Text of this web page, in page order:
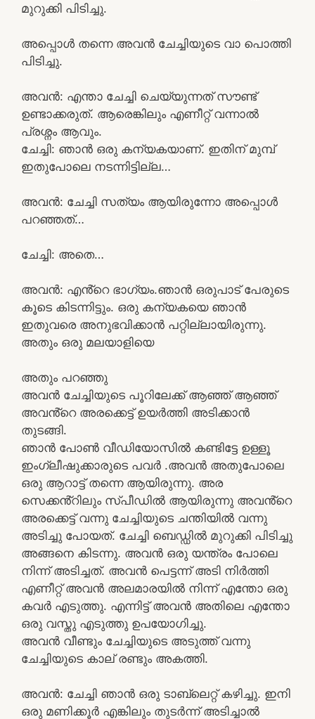
മുറുക്കി പിടിച്ചു.
അപ്പൊൾ തന്നെ അവൻ ചേച്ചിയുടെ വാ പൊത്തി
പിടിച്ചു.
അവൻ: എന്താ ചേച്ചി ചെയ്യുന്നത് സൗണ്ട്
ഉണ്ടാക്കരുത്. ആരെങ്കിലും എണീറ്റ് വന്നാൽ
പ്രശ്നം ആവും.
ചേച്ചി: ഞാൻ ഒരു കന്യകയാണ്. ഇതിന് മുമ്പ്
ഇതുപോലെ നടന്നിട്ടില്ല…
അവൻ: ചേച്ചി സത്യം ആയിരുന്നോ അപ്പൊൾ
പറഞ്ഞത്…
ചേച്ചി: അതെ…
അവൻ: എൻ്റെ ഭാഗ്യം.ഞാൻ ഒരുപാട് പേരുടെ
കൂടെ കിടന്നിട്ടും. ഒരു കന്യകയെ ഞാൻ
ഇതുവരെ അനുഭവിക്കാൻ പറ്റില്ലായിരുന്നു.
അതും ഒരു മലയാളിയെ
അതും പറഞ്ഞു
അവൻ ചേച്ചിയുടെ പൂറിലേക്ക് ആഞ്ഞ് ആഞ്ഞ്
അവൻ്റെ അരക്കെട്ട് ഉയർത്തി അടിക്കാൻ
തുടങ്ങി.
ഞാൻ പോൺ വീഡിയോസിൽ കണ്ടിട്ടേ ഉള്ളൂ
ഇംഗ്ലീഷുക്കാരുടെ പവർ .അവൻ അതുപോലെ
ഒരു ആറാട്ട് തന്നെ ആയിരുന്നു. അര
സെക്കൻ്റിലും സ്പീഡിൽ ആയിരുന്നു അവൻ്റെ
അരക്കെട്ട് വന്നു ചേച്ചിയുടെ ചന്തിയിൽ വന്നു
അടിച്ചു പോയത്. ചേച്ചി ബെഡ്ഡിൽ മുറുക്കി പിടിച്ചു
അങ്ങനെ കിടന്നു. അവൻ ഒരു യന്ത്രം പോലെ
നിന്ന് അടിച്ചത്. അവൻ പെട്ടന്ന് അടി നിർത്തി
എണീറ്റ് അവൻ അലമാരയിൽ നിന്ന് എന്തോ ഒരു
കവർ എടുത്തു. എന്നിട്ട് അവൻ അതിലെ എന്തോ
ഒരു വസ്തു എടുത്തു ഉപയോഗിച്ചു.
അവൻ വീണ്ടും ചേച്ചിയുടെ അടുത്ത് വന്നു
ചേച്ചിയുടെ കാല് രണ്ടും അകത്തി.
അവൻ: ചേച്ചി ഞാൻ ഒരു ടാബ്‌ലെറ്റ് കഴിച്ചു. ഇനി
ഒരു മണിക്കൂർ എങ്കിലും തുടർന്ന് അടിച്ചാൽ